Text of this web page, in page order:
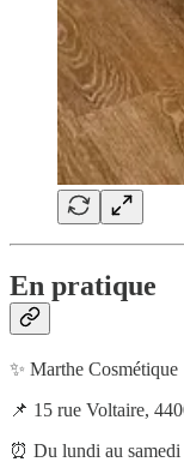
En pratique
✨ Marthe Cosmétique
📌 15 rue Voltaire,
⏰ Du lundi au samedi